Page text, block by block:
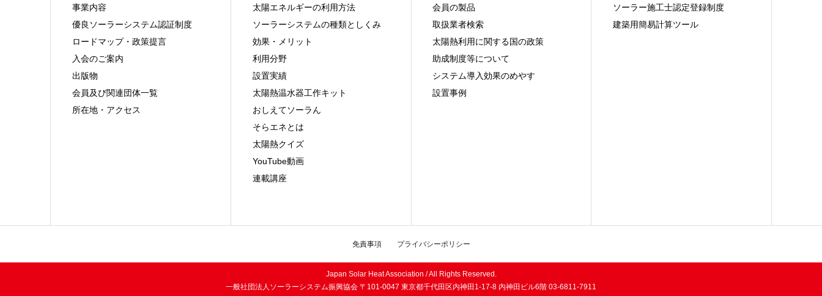
事業内容
優良ソーラーシステム認証制度
ロードマップ・政策提言
入会のご案内
出版物
会員及び関連団体一覧
所在地・アクセス
太陽エネルギーの利用方法
ソーラーシステムの種類としくみ
効果・メリット
利用分野
設置実績
太陽熱温水器工作キット
おしえてソーラん
そらエネとは
太陽熱クイズ
YouTube動画
連載講座
会員の製品
取扱業者検索
太陽熱利用に関する国の政策
助成制度等について
システム導入効果のめやす
設置事例
ソーラー施工士認定登録制度
建築用簡易計算ツール
免責事項 プライバシーポリシー
Japan Solar Heat Association / All Rights Reserved.
一般社団法人ソーラーシステム振興協会 〒101-0047 東京都千代田区内神田1-17-8 内神田ビル6階 03-6811-7911